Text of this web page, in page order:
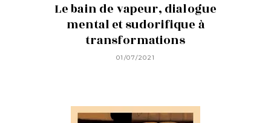
Le bain de vapeur, dialogue
mental et sudorifique à
transformations
01/07/2021